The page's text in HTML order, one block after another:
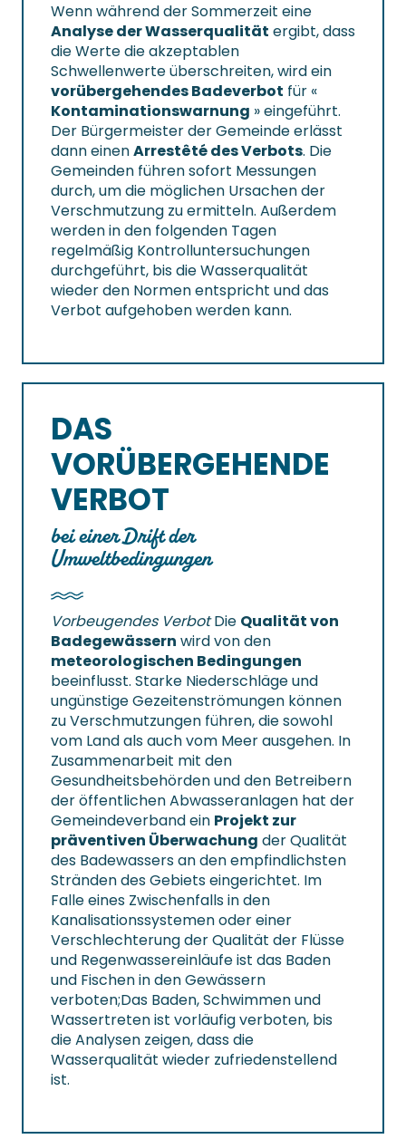
Wenn während der Sommerzeit eine
Analyse der Wasserqualität ergibt, dass
die Werte die akzeptablen
Schwellenwerte überschreiten, wird ein
vorübergehendes Badeverbot für «
Kontaminationswarnung » eingeführt.
Der Bürgermeister der Gemeinde erlässt
dann einenArrestêté des Verbots. Die
Gemeinden führen sofort Messungen
durch, um die möglichen Ursachen der
Verschmutzung zu ermitteln. Außerdem
werden in den folgenden Tagen
regelmäßig Kontrolluntersuchungen
durchgeführt, bis die Wasserqualität
wieder den Normen entspricht und das
Verbot aufgehoben werden kann.
DAS
VORÜBERGEHENDE
VERBOT
bei einer Drift der
Umweltbedingungen
Vorbeugendes VerbotDie Qualität von
Badegewässern wird von den
meteorologischen Bedingungen
beeinflusst. Starke Niederschläge und
ungünstige Gezeitenströmungen können
zu Verschmutzungen führen, die sowohl
vom Land als auch vom Meer ausgehen. In
Zusammenarbeit mit den
Gesundheitsbehörden und den Betreibern
der öffentlichen Abwasseranlagen hat der
Gemeindeverband ein Projekt zur
präventiven Überwachung der Qualität
des Badewassers an den empfindlichsten
Stränden des Gebiets eingerichtet. Im
Falle eines Zwischenfalls in den
Kanalisationssystemen oder einer
Verschlechterung der Qualität der Flüsse
und Regenwassereinläufe ist das Baden
und Fischen in den Gewässern
verboten;Das Baden, Schwimmen und
Wassertreten ist vorläufig verboten, bis
die Analysen zeigen, dass die
Wasserqualität wieder zufriedenstellend
ist.